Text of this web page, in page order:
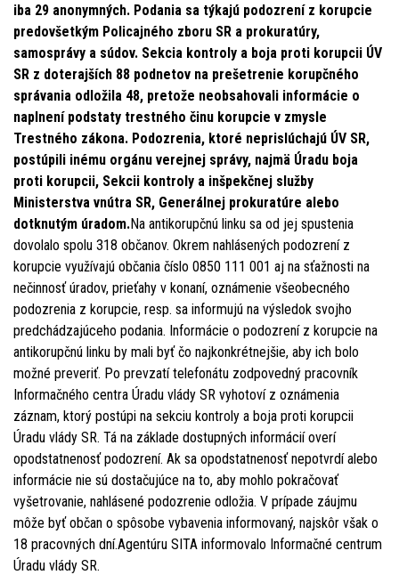
iba 29 anonymných. Podania sa týkajú podozrení z korupcie
predovšetkým Policajného zboru SR a prokuratúry,
samosprávy a súdov. Sekcia kontroly a boja proti korupcii ÚV
SR z doterajších 88 podnetov na prešetrenie korupčného
správania odložila 48, pretože neobsahovali informácie o
naplnení podstaty trestného činu korupcie v zmysle
Trestného zákona. Podozrenia, ktoré neprislúchajú ÚV SR,
postúpili inému orgánu verejnej správy, najmä Úradu boja
proti korupcii, Sekcii kontroly a inšpekčnej služby
Ministerstva vnútra SR, Generálnej prokuratúre alebo
dotknutým úradom.Na antikorupčnú linku sa od jej spustenia
dovolalo spolu 318 občanov. Okrem nahlásených podozrení z
korupcie využívajú občania číslo 0850 111 001 aj na sťažnosti na
nečinnosť úradov, prieťahy v konaní, oznámenie všeobecného
podozrenia z korupcie, resp. sa informujú na výsledok svojho
predchádzajúceho podania. Informácie o podozrení z korupcie na
antikorupčnú linku by mali byť čo najkonkrétnejšie, aby ich bolo
možné preveriť. Po prevzatí telefonátu zodpovedný pracovník
Informačného centra Úradu vlády SR vyhotoví z oznámenia
záznam, ktorý postúpi na sekciu kontroly a boja proti korupcii
Úradu vlády SR. Tá na základe dostupných informácií overí
opodstatnenosť podozrení. Ak sa opodstatnenosť nepotvrdí alebo
informácie nie sú dostačujúce na to, aby mohlo pokračovať
vyšetrovanie, nahlásené podozrenie odložia. V prípade záujmu
môže byť občan o spôsobe vybavenia informovaný, najskôr však o
18 pracovných dní.Agentúru SITA informovalo Informačné centrum
Úradu vlády SR.